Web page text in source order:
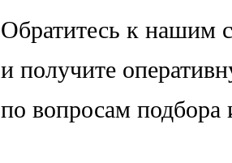
Обратитесь к нашим
и получите
по вопросам